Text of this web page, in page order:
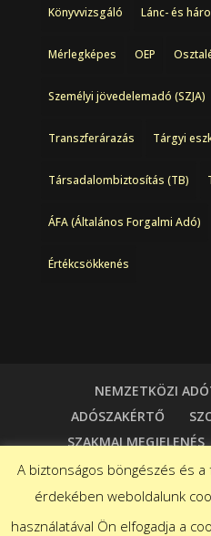
Könyvvizsgáló Lánc- és
Mérlegképes OEP
Személyi jövedelemadó (SZJA)
Transzferárazás Tárgyi
Társadalombiztosítás (TB)
ÁFA (Általános Forgalmi Adó)
Értékcsökkenés
NEMZETKÖZI
ADÓSZAKÉRTŐ
SZAKMAI MEGJELENÉS
A biztonságos böngészés és
érdekében weboldalunk
használatával Ön elfogadja a